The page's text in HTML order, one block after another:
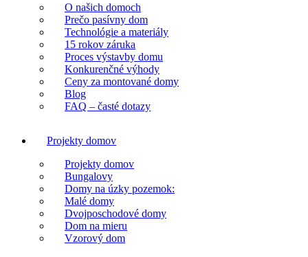
O našich domoch
Prečo pasívny dom
Technológie a materiály
15 rokov záruka
Proces výstavby domu
Konkurenčné výhody
Ceny za montované domy
Blog
FAQ – časté dotazy
Projekty domov
Projekty domov
Bungalovy
Domy na úzky pozemok:
Malé domy
Dvojposchodové domy
Dom na mieru
Vzorový dom